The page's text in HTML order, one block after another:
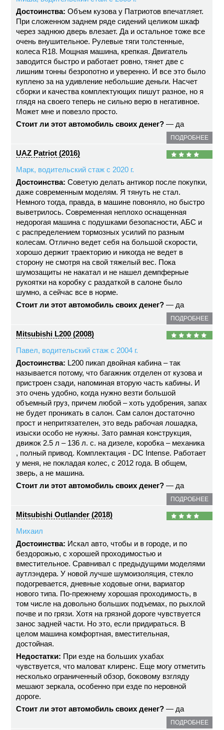
Достоинства: Объем кузова у Патриотов впечатляет.
При сложенном заднем ряде сидений целиком шкаф
через заднюю дверь влезает. Да и остальное тоже все
очень внушительное. Рулевые тяги толстенные,
колеса R18. Мощная машина, крепкая. Двигатель
заводится быстро и работает ровно, тянет две с
лишним тонны безропотно и уверенно. И все это было
куплено за на удивление небольшие деньги. Насчет
сборки и качества комплектующих пишут разное, но я
глядя на своего теперь не сильно верю в негативное.
Может мне и повезло просто.
Стоит ли этот автомобиль своих денег? — да
ПОДРОБНЕЕ
UAZ Patriot (2016)
Марк, водительский стаж с 2020 г.
Достоинства: Советую делать антикор после покупки,
даже современным моделям. Я тянуть не стал.
Немного тогда, правда, в машине повоняло, но быстро
выветрилось. Современная неплохо оснащенная
недорогая машина с подушками безопасности, АБС и
с распределением тормозных усилий по разным
колесам. Отлично ведет себя на большой скорости,
хорошо держит траекторию и никогда не ведет в
сторону не смотря на свой тяжелый вес. Пока
шумозащиты не накатал и не нашел демпферные
рукоятки на коробку с раздаткой в салоне было
шумно, а сейчас все в норме.
Стоит ли этот автомобиль своих денег? — да
ПОДРОБНЕЕ
Mitsubishi L200 (2008)
Павел, водительский стаж с 2004 г.
Достоинства: L200 пикап двойная кабина – так
называется потому, что багажник отделен от кузова и
пристроен сзади, напоминая вторую часть кабины. И
это очень удобно, когда нужно везти большой
объемный груз, причем любой – хоть удобрения, запах
не будет проникать в салон. Сам салон достаточно
прост и непритязателен, это ведь рабочая лошадка,
изыски особо не нужны. Зато рамная конструкция,
движок 2.5 л – 136 л. с. на дизеле, коробка – механика
, полный привод. Комплектация - DC Intense. Работает
у меня, не покладая колес, с 2012 года. В общем,
зверь, а не машина.
Стоит ли этот автомобиль своих денег? — да
ПОДРОБНЕЕ
Mitsubishi Outlander (2018)
Михаил
Достоинства: Искал авто, чтобы и в городе, и по
бездорожью, с хорошей проходимостью и
вместительное. Сравнивал с предыдущими моделями
аутлэндера. У новой лучше шумоизоляция, стекло
подогревается, дневные ходовые огни, вариатор
нового типа. По-прежнему хорошая проходимость, в
том числе на довольно больших подъемах, по рыхлой
почве и по грязи. Хотя на грязной дороге чувствуется
занос задней части. Но это, если придираться. В
целом машина комфортная, вместительная,
достойная.
Недостатки: При езде на больших ухабах
чувствуется, что маловат клиренс. Еще могу отметить
несколько ограниченный обзор, боковому взгляду
мешают зеркала, особенно при езде по неровной
дороге.
Стоит ли этот автомобиль своих денег? — да
ПОДРОБНЕЕ